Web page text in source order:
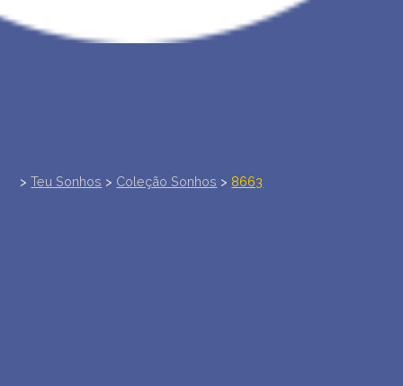
>Teu Sonhos > Coleção Sonhos > 8663